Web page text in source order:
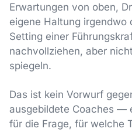
Erwartungen von oben,
eigene Haltung
Setting einer
nachvollziehen, aber
spiegeln.
Das ist kein Vorwurf
ausgebildete Coaches —
für die Frage, für welche